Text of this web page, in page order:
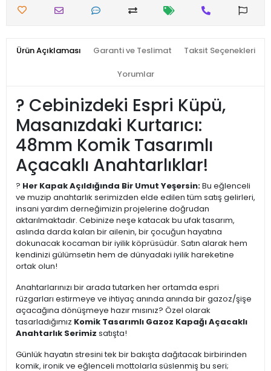
Ürün Açıklaması Garanti ve Teslimat Taksit Seçenekleri
Yorumlar
? Cebinizdeki Espri Küpü,
Masanızdaki Kurtarıcı:
48mm Komik Tasarımlı
Açacaklı Anahtarlıklar!
? Her Kapak Açıldığında Bir Umut Yeşersin:Bu eğlenceli
ve muzip anahtarlık serimizden elde edilen tüm satış gelirleri,
insani yardım derneğimizin projelerine doğrudan
aktarılmaktadır. Cebinize neşe katacak bu ufak tasarım,
aslında darda kalan bir ailenin, bir çocuğun hayatına
dokunacak kocaman bir iyilik köprüsüdür. Satın alarak hem
kendinizi gülümsetin hem de dünyadaki iyilik hareketine
ortak olun!
Anahtarlarınızı bir arada tutarken her ortamda espri
rüzgarları estirmeye ve ihtiyaç anında anında bir gazoz/şişe
açacağına dönüşmeye hazır mısınız? Özel olarak
tasarladığımız Komik Tasarımlı Gazoz Kapağı Açacaklı
Anahtarlık Serimiz satışta!
Günlük hayatın stresini tek bir bakışta dağıtacak birbirinden
komik, ironik ve eğlenceli mottolarla süslenmiş bu seri;